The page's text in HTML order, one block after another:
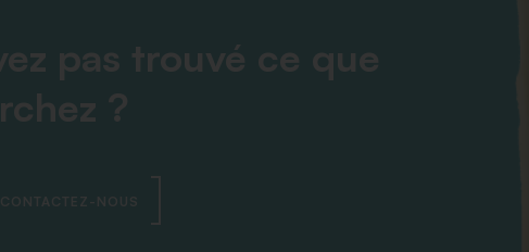
pas trouvé ce que
?
CONTACTEZ-NOUS